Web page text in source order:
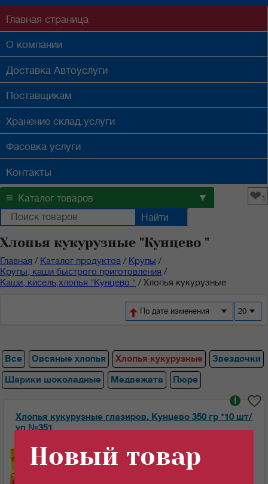
Главная страница
О компании
Доставка Автоуслуги
Поставщикам
Хранение склад.услуги
Фасовка услуги
Контакты
≡ Каталог товаров ▼ ❤1
Хлопья кукурузные "Кунцево "
Главная / Каталог продуктов / Крупы /
Крупы, каши быстрого приготовления /
Каши, кисель,хлопья "Кунцево " / Хлопья кукурузные
20
По дате изменения
Все Овсяные хлопья Хлопья кукурузные
Звездочки
Шарики шоколадные
Медвежата Пюре
Хлопья кукурузные глазиров. Кунцево 350 гр *10 шт/
уп №351
i
Ед.изм:
Новый товар